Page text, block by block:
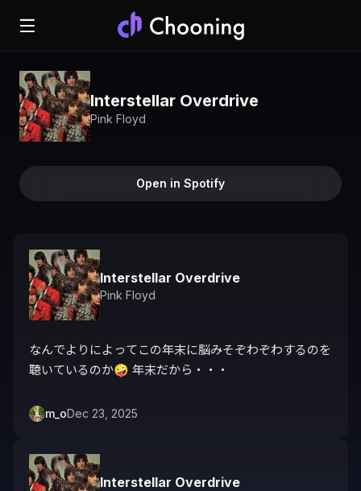
Interstellar Overdrive
Pink Floyd
Open in Spotify
Interstellar Overdrive
Pink Floyd
なんでよりによってこの年末に脳みそぞわぞわするのを
聴いているのか🤪 年末だから・・・
m_oDec 23, 2025
Interstellar Overdrive